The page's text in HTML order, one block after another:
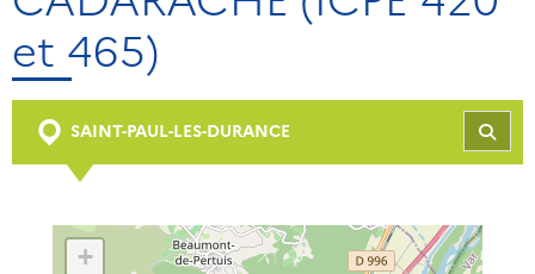
et 465)
SAINT-PAUL-LES-DURANCE
+